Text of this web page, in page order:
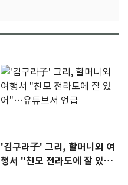
'김구라子' 그리, 할머니외 여
행서 "친모 전라도에 잘 있